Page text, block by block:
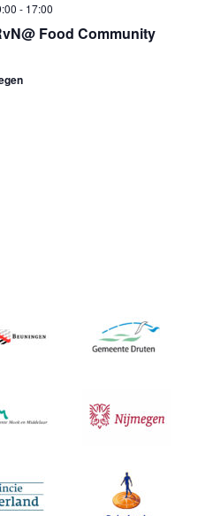
- 17:00
Food Community